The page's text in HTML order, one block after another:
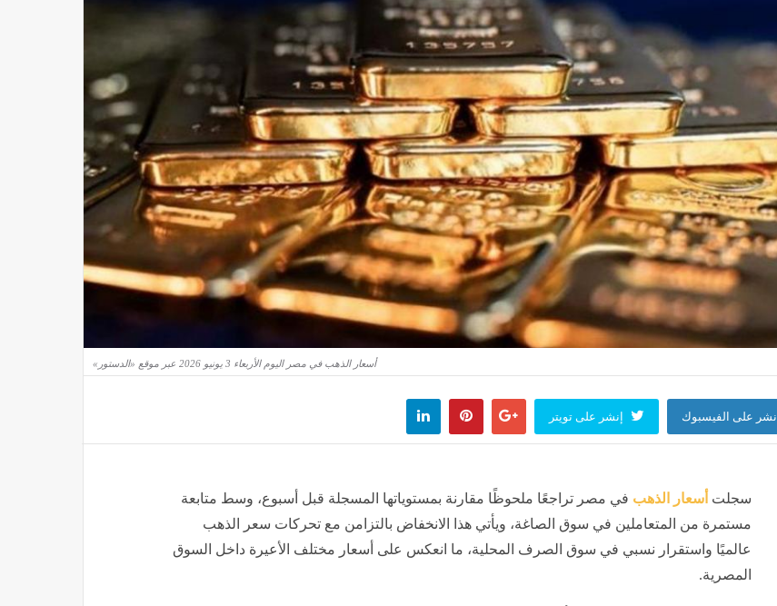
أسعار الذهب في مصر اليوم الأربعاء 3 يونيو 2026 عبر موقع «الدستور»
إنشر على الفيسبوك إنشر على تويتر
سجلت أسعار الذهب في مصر تراجعًا ملحوظًا مقارنة بمستوياتها المسجلة قبل أسبوع، وسط متابعة
مستمرة من المتعاملين في سوق الصاغة، ويأتي هذا الانخفاض بالتزامن مع تحركات سعر الذهب
عالميًا واستقرار نسبي في سوق الصرف المحلية، ما انعكس على أسعار مختلف الأعيرة داخل السوق
المصرية.